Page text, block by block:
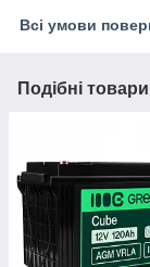
Всі умови
Подібні